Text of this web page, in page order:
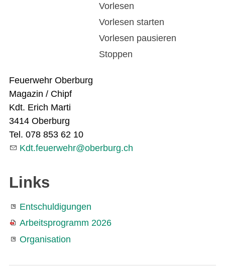
Vorlesen
Vorlesen starten
Vorlesen pausieren
Stoppen
Feuerwehr Oberburg
Feuerwehr Oberburg
Magazin / Chipf
Kdt. Erich Marti
3414 Oberburg
Tel. 078 853 62 10
Kdt f rw hr b rb rg ch
Links
Entschuldigungen
Arbeitsprogramm 2026
Organisation